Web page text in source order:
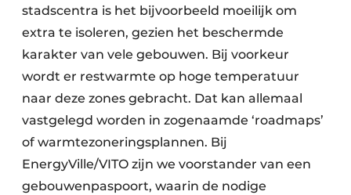
stadscentra is het bijvoorbeeld moeilijk om
extra te isoleren, gezien het beschermde
karakter van vele gebouwen. Bij voorkeur
wordt er restwarmte op hoge temperatuur
naar deze zones gebracht. Dat kan allemaal
vastgelegd worden in zogenaamde ‘roadmaps’
of warmtezoneringsplannen. Bij
EnergyVille/VITO zijn we voorstander van een
gebouwenpaspoort, waarin de nodige